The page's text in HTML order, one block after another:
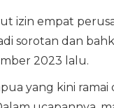
izin empat
sorotan dan
2023 lalu.
yang kini